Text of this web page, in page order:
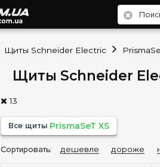
Щиты Schneider
13
Все щиты PrismaSeT XS
Сортировать: дешевле дороже
Щиты Schneider Electric